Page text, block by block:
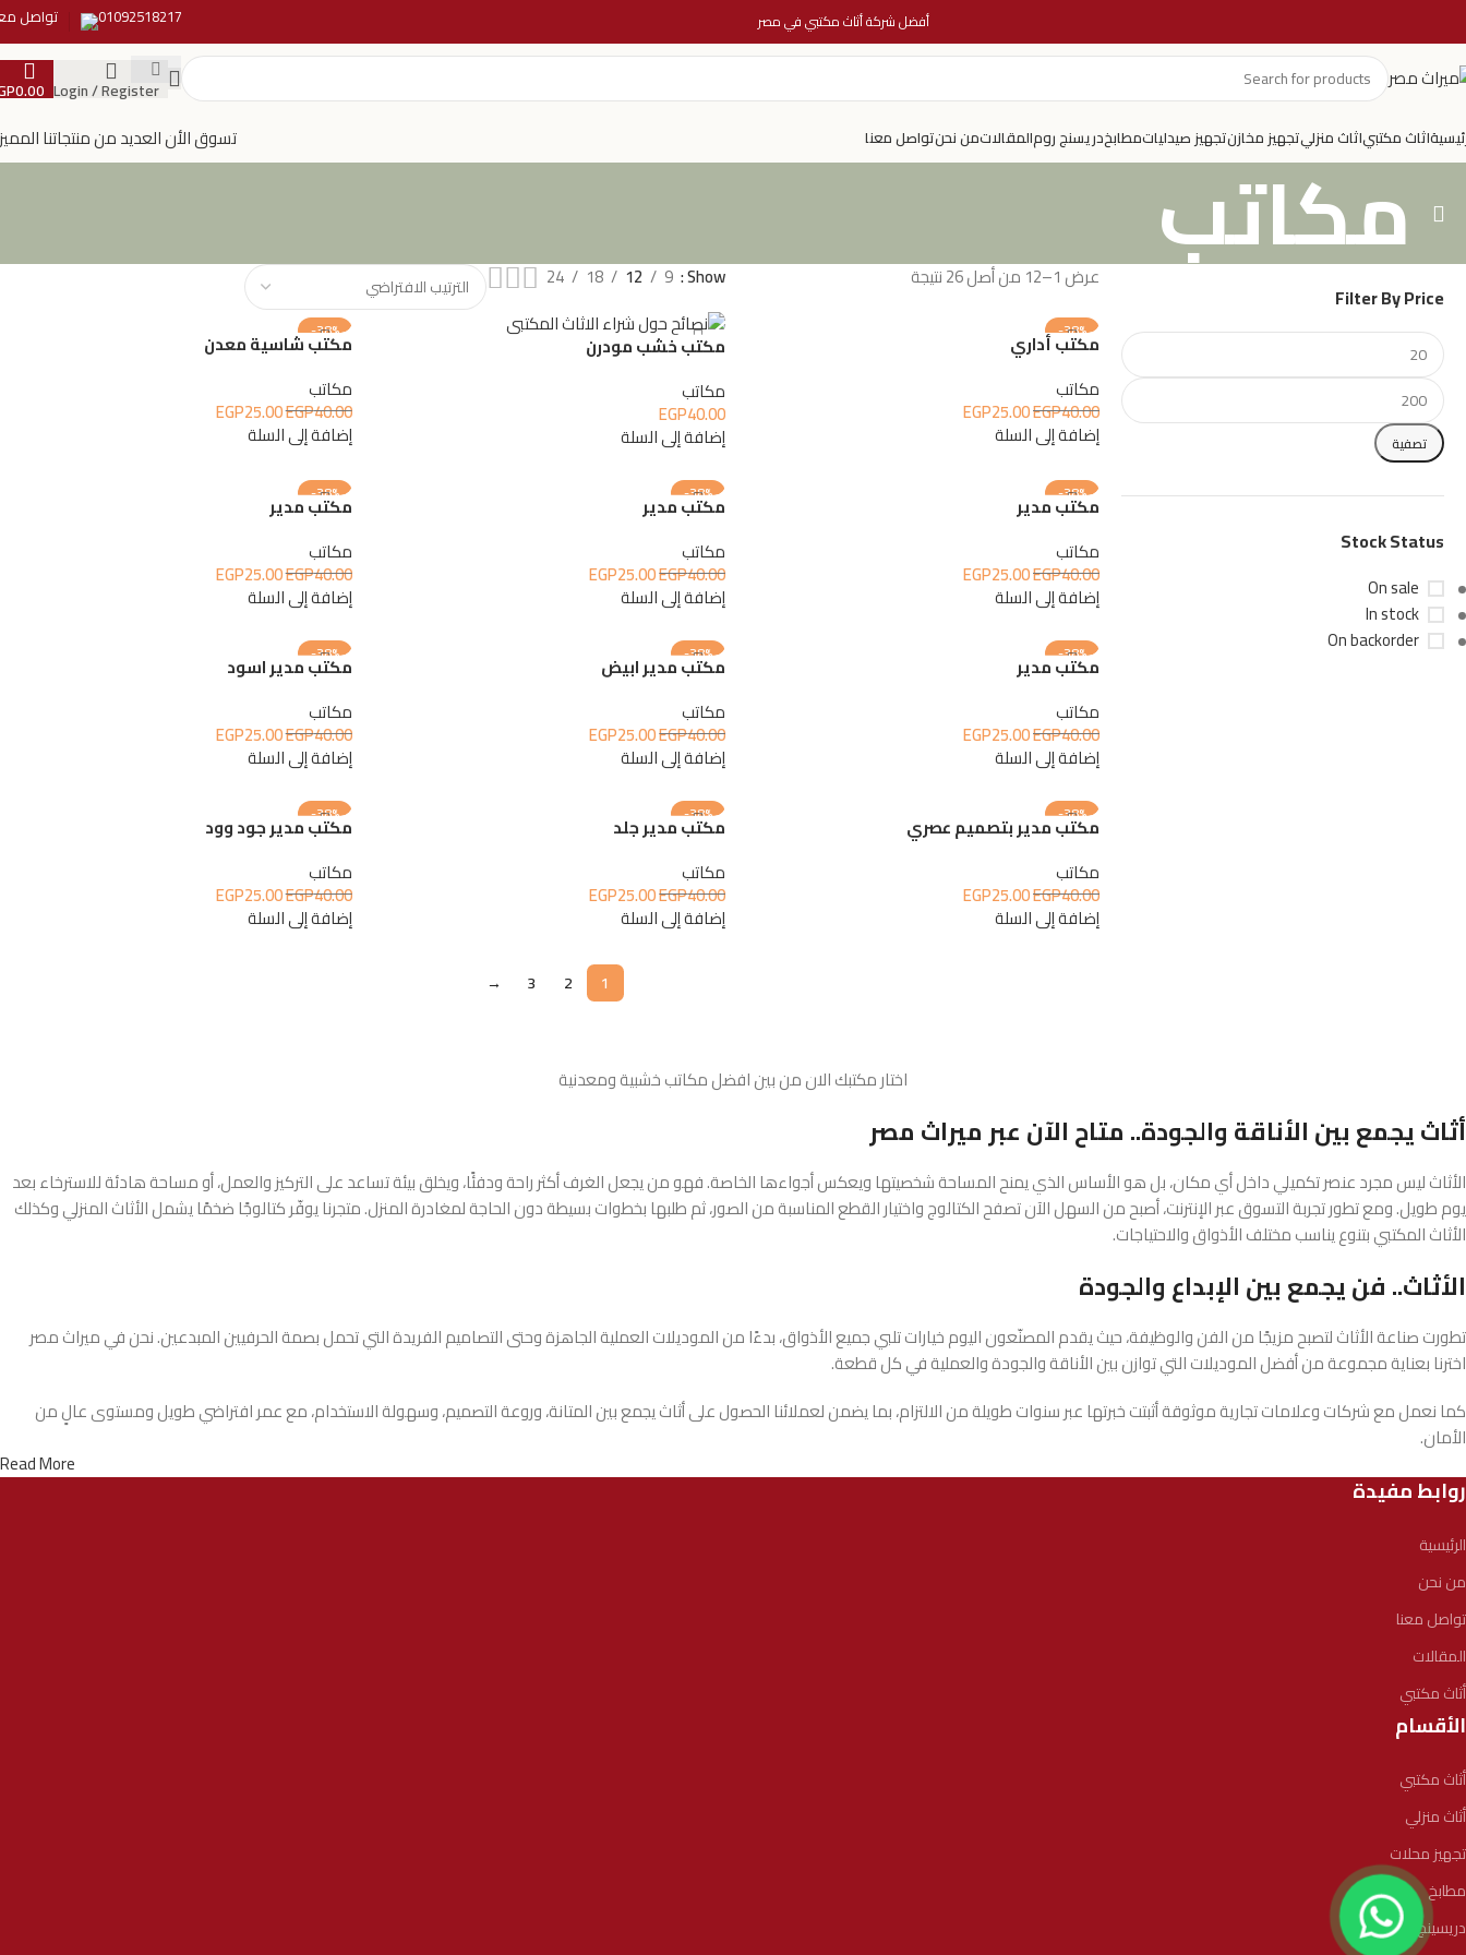
أفضل شركة أثاث مكتبي في مصر 01092518217 تواصل
Login / Register
0.00
اثاث مكتبياثاث منزليتجهيز مخازنتجهيز صيدلياتمطابخدريسنج رومالمقالاتمن نحنتواصل معنا تسوق الأن العديد من منتجاتنا مكاتب
Filter By Price
تصفية
Stock Status
On sale
In stock
On backorder
عرض 1–12 من أصل 26 نتيجة Show
9
12
18
24
-38%
مكتب أداري
مكاتب
EGP40.00
EGP25.00
إضافة إلى السلة
مكتب خشب مودرن
مكاتب
EGP40.00
إضافة إلى السلة
-38%
مكتب شاسية معدن
مكاتب
EGP40.00
EGP25.00
إضافة إلى السلة
-38%
مكتب مدير
مكاتب
EGP40.00
EGP25.00
إضافة إلى السلة
-38%
مكتب مدير
مكاتب
EGP40.00
EGP25.00
إضافة إلى السلة
-38%
مكتب مدير
مكاتب
EGP40.00
EGP25.00
إضافة إلى السلة
-38%
مكتب مدير
مكاتب
EGP40.00
EGP25.00
إضافة إلى السلة
-38%
مكتب مدير ابيض
مكاتب
EGP40.00
EGP25.00
إضافة إلى السلة
-38%
مكتب مدير اسود
مكاتب
EGP40.00
EGP25.00
إضافة إلى السلة
-38%
مكتب مدير بتصميم عصري
مكاتب
EGP40.00
EGP25.00
إضافة إلى السلة
-38%
مكتب مدير جلد
مكاتب
EGP40.00
EGP25.00
إضافة إلى السلة
-38%
مكتب مدير جود وود
مكاتب
EGP40.00
EGP25.00
إضافة إلى السلة
1
2
3
→
اختار مكتبك الان من بين افضل مكاتب خشبية ومعدنية
أثاث يجمع بين الأناقة والجودة.. متاح الآن عبر ميراث مصر
الأثاث ليس مجرد عنصر تكميلي داخل أي مكان، بل هو الأساس الذي يمنح المساحة شخصيتها ويعكس أجواءها الخاصة. فهو من يجعل الغرف أكثر راحة ودفئًا، ويخلق بيئة تساعد على التركيز والعمل، أو مساحة هادئة للاسترخاء بعد
يوم طويل. ومع تطور تجربة التسوق عبر الإنترنت، أصبح من السهل الآن تصفح الكتالوج واختيار القطع المناسبة من الصور، ثم طلبها بخطوات بسيطة دون الحاجة لمغادرة المنزل. متجرنا يوفّر كتالوجًا ضخمًا يشمل الأثاث المنزلي وكذلك
الأثاث المكتبي بتنوع يناسب مختلف الأذواق والاحتياجات.
الأثاث.. فن يجمع بين الإبداع والجودة
تطورت صناعة الأثاث لتصبح مزيجًا من الفن والوظيفة، حيث يقدم المصنّعون اليوم خيارات تلبي جميع الأذواق، بدءًا من الموديلات العملية الجاهزة وحتى التصاميم الفريدة التي تحمل بصمة الحرفيين المبدعين. نحن في ميراث مصر
اخترنا بعناية مجموعة من أفضل الموديلات التي توازن بين الأناقة والجودة والعملية في كل قطعة.
كما نعمل مع شركات وعلامات تجارية موثوقة أثبتت خبرتها عبر سنوات طويلة من الالتزام، بما يضمن لعملائنا الحصول على أثاث يجمع بين المتانة، وروعة التصميم، وسهولة الاستخدام، مع عمر افتراضي طويل ومستوى عالٍ من
الأمان.
Read More
روابط مفيدة
الرئيسية
من نحن
تواصل معنا
المقالات
أثاث مكتبي
الأقسام
أثاث مكتبي
أثاث منزلي
تجهيز محلات
مطابخ
دريسينج